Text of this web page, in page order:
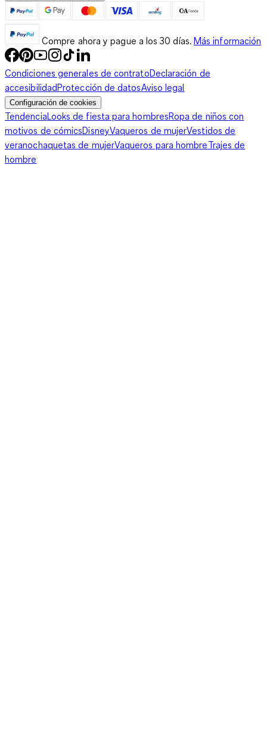
Compre ahora y pague a los 30 días. Más información
Condiciones generales de contratoDeclaración de
accesibilidadProtección de datosAviso legal
Configuración de cookies
TendenciaLooks de fiesta para hombresRopa de niños con
motivos de cómicsDisneyVaqueros de mujerVestidos de
veranochaquetas de mujerVaqueros para hombreTrajes de
hombre